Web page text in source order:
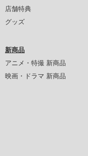
店舗特典
グッズ
新商品
アニメ・特撮 新商品
映画・ドラマ 新商品